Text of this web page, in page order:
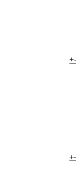
+-
+-